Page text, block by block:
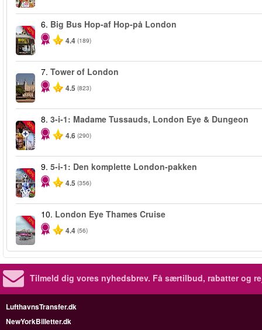
-40%
6. Big Bus Hop-af Hop-på London
4.4 (189)
7. Tower of London
4.5 (823)
-30%
8. 3-i-1: Madame Tussauds, London Eye & Dungeon
4.6 (290)
-60%
9. 5-i-1: Den komplette London-pakken
4.5 (356)
-10%
10. London Eye Thames Cruise
4.4 (56)
Tilmeld dig vores nyhedsbrev. Få særtilbud, rabatter og
LufthavnsTransfer.dk
NewYorkBilletter.dk